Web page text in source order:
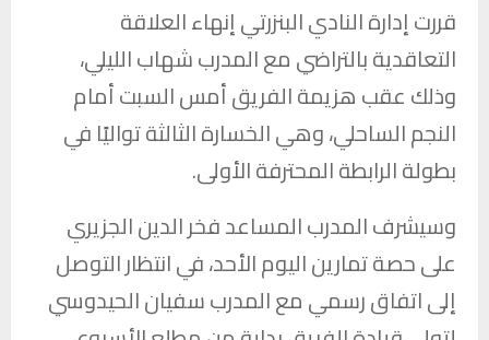
قررت إدارةالنادي البنزرتيإنهاء العلاقة
التعاقدية بالتراضي مع المدربشهاب الليلي،
وذلك عقب هزيمة الفريق أمس السبت أمام
النجم الساحلي، وهي الخسارة الثالثة تواليًا في
بطولة الرابطة المحترفة الأولى.
وسيشرف المدرب المساعدفخر الدين الجزيري
على حصة تمارين اليوم الأحد، في انتظار التوصل
إلى اتفاق رسمي مع المدربسفيان الحيدوسي